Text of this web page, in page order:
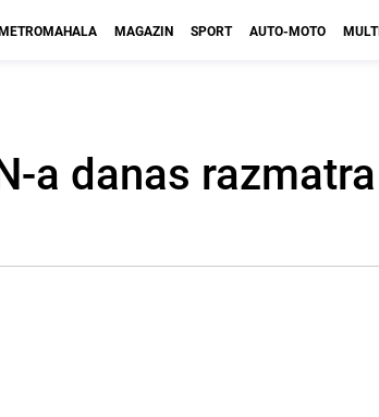
MAGAZIN SPORT AUTO-MOTO
a danas